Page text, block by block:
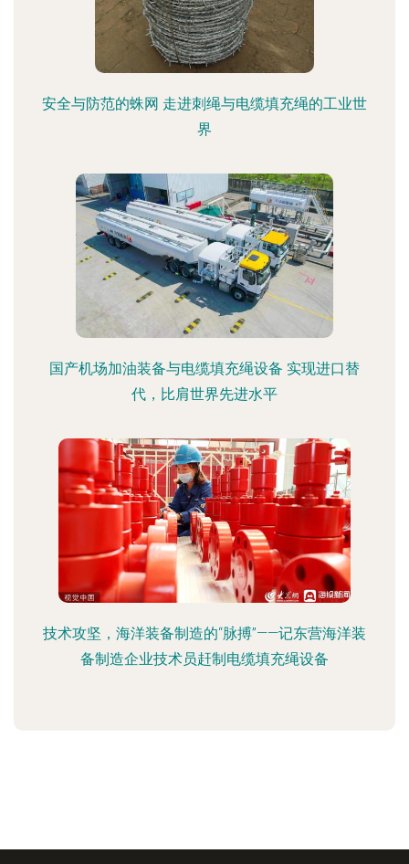
安全与防范的蛛网 走进刺绳与电缆填充绳的工业世
界
国产机场加油装备与电缆填充绳设备 实现进口替
代，比肩世界先进水平
技术攻坚，海洋装备制造的“脉搏”——记东营海洋装
备制造企业技术员赶制电缆填充绳设备